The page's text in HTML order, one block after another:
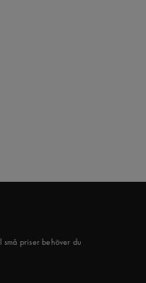
små priser behöver du